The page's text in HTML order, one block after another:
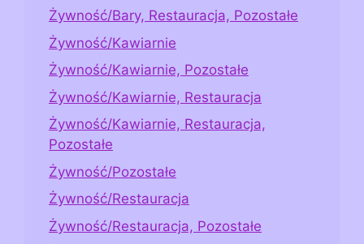
Żywność/Bary, Restauracja, Pozostałe
Żywność/Kawiarnie
Żywność/Kawiarnie, Pozostałe
Żywność/Kawiarnie, Restauracja
Żywność/Kawiarnie, Restauracja,
Pozostałe
Żywność/Pozostałe
Żywność/Restauracja
Żywność/Restauracja, Pozostałe